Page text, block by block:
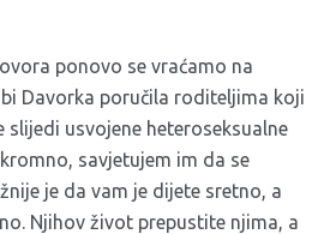
ponovo se vraćamo na
Davorka poručila roditeljima koji
slijedi usvojene heteroseksualne
savjetujem im da se
je da vam je dijete sretno, a
Njihov život prepustite njima, a